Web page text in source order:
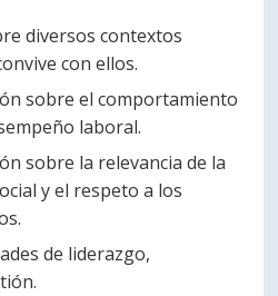
Académicos
Egresados
diversos contextos
con ellos.
sobre el comportamiento
laboral.
sobre la relevancia de la
y el respeto a los
de liderazgo,